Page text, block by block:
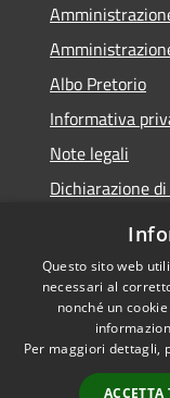
Albo Pretorio
Informativa
Note legali
Dichiarazione
RSS
Accessibilità
Privacy
Questo sito web
necessari al
nonché un
Per maggiori dettagli,
ACCETTA